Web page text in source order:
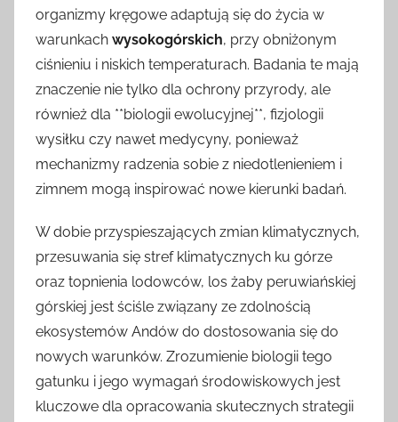
organizmy kręgowe adaptują się do życia w
warunkach wysokogórskich, przy obniżonym
ciśnieniu i niskich temperaturach. Badania te mają
znaczenie nie tylko dla ochrony przyrody, ale
również dla **biologii ewolucyjnej**, fizjologii
wysiłku czy nawet medycyny, ponieważ
mechanizmy radzenia sobie z niedotlenieniem i
zimnem mogą inspirować nowe kierunki badań.
W dobie przyspieszających zmian klimatycznych,
przesuwania się stref klimatycznych ku górze
oraz topnienia lodowców, los żaby peruwiańskiej
górskiej jest ściśle związany ze zdolnością
ekosystemów Andów do dostosowania się do
nowych warunków. Zrozumienie biologii tego
gatunku i jego wymagań środowiskowych jest
kluczowe dla opracowania skutecznych strategii